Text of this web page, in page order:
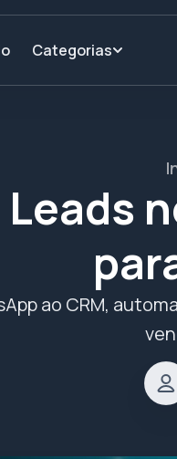
Categorias
ao CRM,